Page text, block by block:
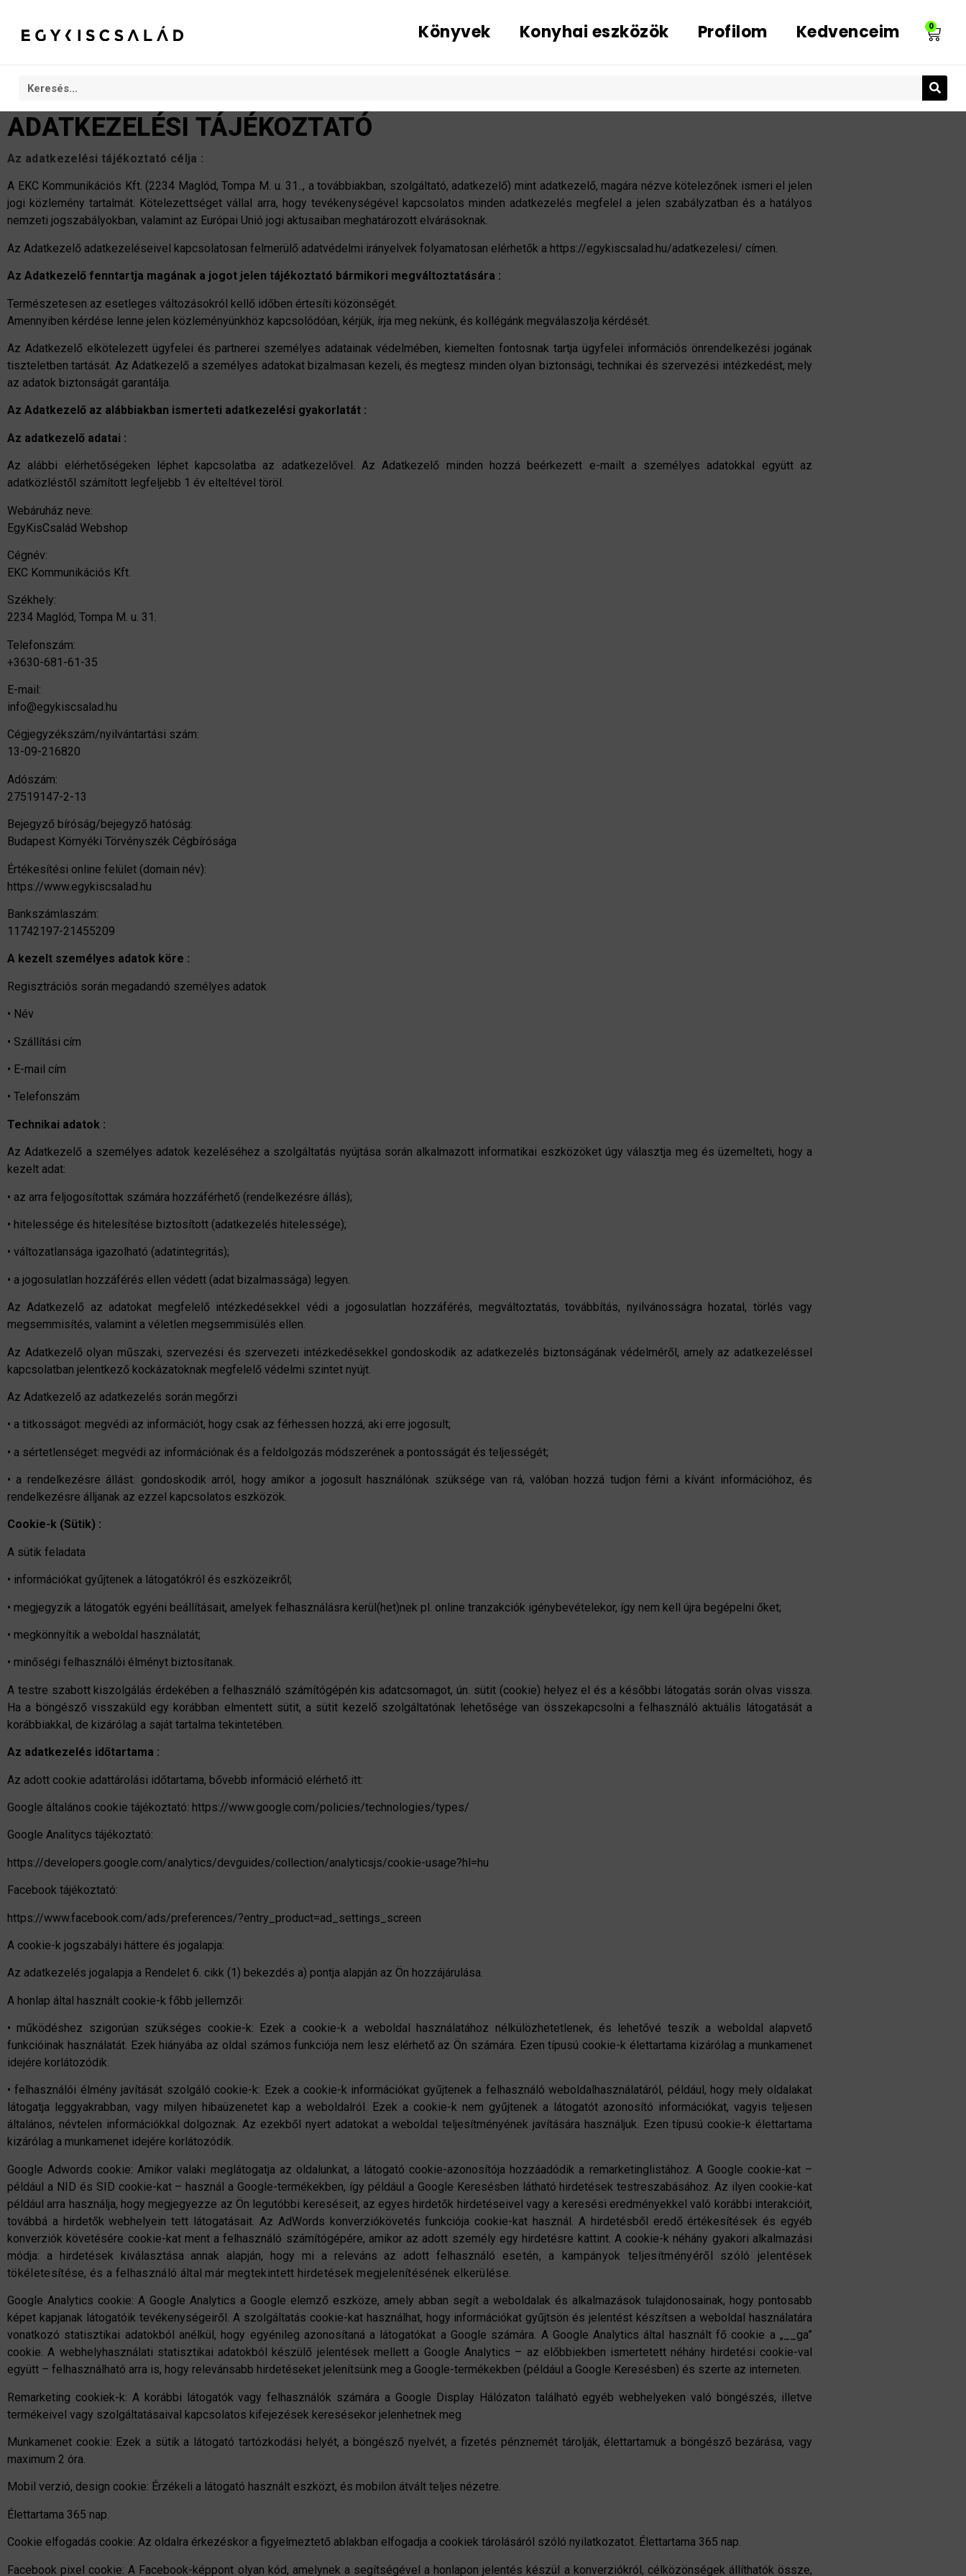
0
Könyvek Konyhai eszközök Profilom Kedvenceim
ADATKEZELÉSI TÁJÉKOZTATÓ
Az adatkezelési tájékoztató célja :
A EKC Kommunikációs Kft. (2234 Maglód, Tompa M. u. 31.., a továbbiakban, szolgáltató, adatkezelő) mint adatkezelő, magára nézve kötelezőnek ismeri el jelen
jogi közlemény tartalmát. Kötelezettséget vállal arra, hogy tevékenységével kapcsolatos minden adatkezelés megfelel a jelen szabályzatban és a hatályos
nemzeti jogszabályokban, valamint az Európai Unió jogi aktusaiban meghatározott elvárásoknak.
Az Adatkezelő adatkezeléseivel kapcsolatosan felmerülő adatvédelmi irányelvek folyamatosan elérhetők a https://egykiscsalad.hu/adatkezelesi/ címen.
Az Adatkezelő fenntartja magának a jogot jelen tájékoztató bármikori megváltoztatására :
Természetesen az esetleges változásokról kellő időben értesíti közönségét.
Amennyiben kérdése lenne jelen közleményünkhöz kapcsolódóan, kérjük, írja meg nekünk, és kollégánk megválaszolja kérdését.
Az Adatkezelő elkötelezett ügyfelei és partnerei személyes adatainak védelmében, kiemelten fontosnak tartja ügyfelei információs önrendelkezési jogának
tiszteletben tartását. Az Adatkezelő a személyes adatokat bizalmasan kezeli, és megtesz minden olyan biztonsági, technikai és szervezési intézkedést, mely
az adatok biztonságát garantálja.
Az Adatkezelő az alábbiakban ismerteti adatkezelési gyakorlatát :
Az adatkezelő adatai :
Az alábbi elérhetőségeken léphet kapcsolatba az adatkezelővel. Az Adatkezelő minden hozzá beérkezett e-mailt a személyes adatokkal együtt az
adatközléstől számított legfeljebb 1 év elteltével töröl.
Webáruház neve:
EgyKisCsalád Webshop
Cégnév:
EKC Kommunikációs Kft.
Székhely:
2234 Maglód, Tompa M. u. 31.
Telefonszám:
+3630-681-61-35
E-mail:
info@egykiscsalad.hu
Cégjegyzékszám/nyilvántartási szám:
13-09-216820
Adószám:
27519147-2-13
Bejegyző bíróság/bejegyző hatóság:
Budapest Környéki Törvényszék Cégbírósága
Értékesítési online felület (domain név):
https://www.egykiscsalad.hu
Bankszámlaszám:
11742197-21455209
A kezelt személyes adatok köre :
Regisztrációs során megadandó személyes adatok
• Név
• Szállítási cím
• E-mail cím
• Telefonszám
Technikai adatok :
Az Adatkezelő a személyes adatok kezeléséhez a szolgáltatás nyújtása során alkalmazott informatikai eszközöket úgy választja meg és üzemelteti, hogy a
kezelt adat:
• az arra feljogosítottak számára hozzáférhető (rendelkezésre állás);
• hitelessége és hitelesítése biztosított (adatkezelés hitelessége);
• változatlansága igazolható (adatintegritás);
• a jogosulatlan hozzáférés ellen védett (adat bizalmassága) legyen.
Az Adatkezelő az adatokat megfelelő intézkedésekkel védi a jogosulatlan hozzáférés, megváltoztatás, továbbítás, nyilvánosságra hozatal, törlés vagy
megsemmisítés, valamint a véletlen megsemmisülés ellen.
Az Adatkezelő olyan műszaki, szervezési és szervezeti intézkedésekkel gondoskodik az adatkezelés biztonságának védelméről, amely az adatkezeléssel
kapcsolatban jelentkező kockázatoknak megfelelő védelmi szintet nyújt.
Az Adatkezelő az adatkezelés során megőrzi
• a titkosságot: megvédi az információt, hogy csak az férhessen hozzá, aki erre jogosult;
• a sértetlenséget: megvédi az információnak és a feldolgozás módszerének a pontosságát és teljességét;
• a rendelkezésre állást: gondoskodik arról, hogy amikor a jogosult használónak szüksége van rá, valóban hozzá tudjon férni a kívánt információhoz, és
rendelkezésre álljanak az ezzel kapcsolatos eszközök.
Cookie-k (Sütik) :
A sütik feladata
• információkat gyűjtenek a látogatókról és eszközeikről;
• megjegyzik a látogatók egyéni beállításait, amelyek felhasználásra kerül(het)nek pl. online tranzakciók igénybevételekor, így nem kell újra begépelni őket;
• megkönnyítik a weboldal használatát;
• minőségi felhasználói élményt biztosítanak.
A testre szabott kiszolgálás érdekében a felhasználó számítógépén kis adatcsomagot, ún. sütit (cookie) helyez el és a későbbi látogatás során olvas vissza.
Ha a böngésző visszaküld egy korábban elmentett sütit, a sütit kezelő szolgáltatónak lehetősége van összekapcsolni a felhasználó aktuális látogatását a
korábbiakkal, de kizárólag a saját tartalma tekintetében.
Az adatkezelés időtartama :
Az adott cookie adattárolási időtartama, bővebb információ elérhető itt:
Google általános cookie tájékoztató: https://www.google.com/policies/technologies/types/
Google Analitycs tájékoztató:
https://developers.google.com/analytics/devguides/collection/analyticsjs/cookie-usage?hl=hu
Facebook tájékoztató:
https://www.facebook.com/ads/preferences/?entry_product=ad_settings_screen
A cookie-k jogszabályi háttere és jogalapja:
Az adatkezelés jogalapja a Rendelet 6. cikk (1) bekezdés a) pontja alapján az Ön hozzájárulása.
A honlap által használt cookie-k főbb jellemzői:
• működéshez szigorúan szükséges cookie-k: Ezek a cookie-k a weboldal használatához nélkülözhetetlenek, és lehetővé teszik a weboldal alapvető
funkcióinak használatát. Ezek hiányába az oldal számos funkciója nem lesz elérhető az Ön számára. Ezen típusú cookie-k élettartama kizárólag a munkamenet
idejére korlátozódik.
• felhasználói élmény javítását szolgáló cookie-k: Ezek a cookie-k információkat gyűjtenek a felhasználó weboldalhasználatáról, például, hogy mely oldalakat
látogatja leggyakrabban, vagy milyen hibaüzenetet kap a weboldalról. Ezek a cookie-k nem gyűjtenek a látogatót azonosító információkat, vagyis teljesen
általános, névtelen információkkal dolgoznak. Az ezekből nyert adatokat a weboldal teljesítményének javítására használjuk. Ezen típusú cookie-k élettartama
kizárólag a munkamenet idejére korlátozódik.
Google Adwords cookie: Amikor valaki meglátogatja az oldalunkat, a látogató cookie-azonosítója hozzáadódik a remarketinglistához. A Google cookie-kat –
például a NID és SID cookie-kat – használ a Google-termékekben, így például a Google Keresésben látható hirdetések testreszabásához. Az ilyen cookie-kat
például arra használja, hogy megjegyezze az Ön legutóbbi kereséseit, az egyes hirdetők hirdetéseivel vagy a keresési eredményekkel való korábbi interakcióit,
továbbá a hirdetők webhelyein tett látogatásait. Az AdWords konverziókövetés funkciója cookie-kat használ. A hirdetésből eredő értékesítések és egyéb
konverziók követésére cookie-kat ment a felhasználó számítógépére, amikor az adott személy egy hirdetésre kattint. A cookie-k néhány gyakori alkalmazási
módja: a hirdetések kiválasztása annak alapján, hogy mi a releváns az adott felhasználó esetén, a kampányok teljesítményéről szóló jelentések
tökéletesítése, és a felhasználó által már megtekintett hirdetések megjelenítésének elkerülése.
Google Analytics cookie: A Google Analytics a Google elemző eszköze, amely abban segít a weboldalak és alkalmazások tulajdonosainak, hogy pontosabb
képet kapjanak látogatóik tevékenységeiről. A szolgáltatás cookie-kat használhat, hogy információkat gyűjtsön és jelentést készítsen a weboldal használatára
vonatkozó statisztikai adatokból anélkül, hogy egyénileg azonosítaná a látogatókat a Google számára. A Google Analytics által használt fő cookie a „__ga”
cookie. A webhelyhasználati statisztikai adatokból készülő jelentések mellett a Google Analytics – az előbbiekben ismertetett néhány hirdetési cookie-val
együtt – felhasználható arra is, hogy relevánsabb hirdetéseket jelenítsünk meg a Google-termékekben (például a Google Keresésben) és szerte az interneten.
Remarketing cookiek-k: A korábbi látogatók vagy felhasználók számára a Google Display Hálózaton található egyéb webhelyeken való böngészés, illetve
termékeivel vagy szolgáltatásaival kapcsolatos kifejezések keresésekor jelenhetnek meg
Munkamenet cookie: Ezek a sütik a látogató tartózkodási helyét, a böngésző nyelvét, a fizetés pénznemét tárolják, élettartamuk a böngésző bezárása, vagy
maximum 2 óra.
Mobil verzió, design cookie: Érzékeli a látogató használt eszközt, és mobilon átvált teljes nézetre.
Élettartama 365 nap.
Cookie elfogadás cookie: Az oldalra érkezéskor a figyelmeztető ablakban elfogadja a cookiek tárolásáról szóló nyilatkozatot. Élettartama 365 nap.
Facebook pixel cookie: A Facebook-képpont olyan kód, amelynek a segítségével a honlapon jelentés készül a konverziókról, célközönségek állíthatók össze,